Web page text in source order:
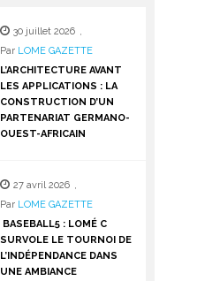
30 juillet 2026 ,
Par LOME GAZETTE
L’ARCHITECTURE AVANT
LES APPLICATIONS : LA
CONSTRUCTION D’UN
PARTENARIAT GERMANO-
OUEST-AFRICAIN
27 avril 2026 ,
Par LOME GAZETTE
BASEBALL5 : LOMÉ C
SURVOLE LE TOURNOI DE
L’INDÉPENDANCE DANS
UNE AMBIANCE